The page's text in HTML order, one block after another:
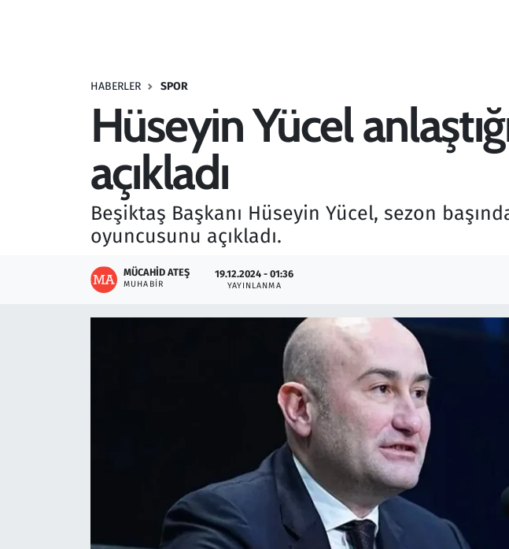
HABERLER SPOR
Hüseyin Yücel
açıkladı
Beşiktaş Başkanı Hüseyin Yücel, sezon
oyuncusunu açıkladı.
MÜCAHID ATEŞ
MUHABIR
19.12.2024 - 01:36
YAYINLANMA
Savunma Sanayi
Teknoloji ve Bilim
Televizyon